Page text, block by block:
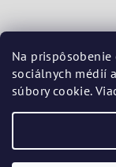
Na
sociálnych médií
súbory cookie.
Hol talál
Székhely : Pod
Telephely: Vojenská